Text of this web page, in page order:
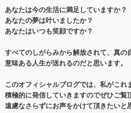
あなたは今の生活に満足していますか？
あなたの夢は叶いましたか？
あなたはいつも笑顔ですか？
すべてのしがらみから解放されて、真の
意味ある人生が送れるのだと思います。
このオフィシャルブログでは、私がこれ
積極的に発信していきますのでぜひご覧
遠慮なさらずにお声をかけて頂きたいと